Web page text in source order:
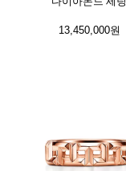
13,450,000원